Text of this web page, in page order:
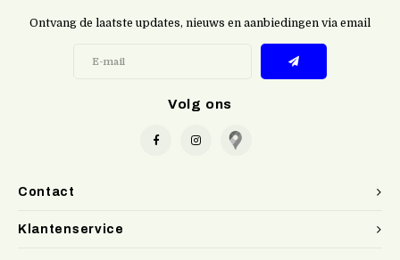
Contact
Ontvang de laatste updates, nieuws en aanbiedingen via email
Volg ons
Klantenservice